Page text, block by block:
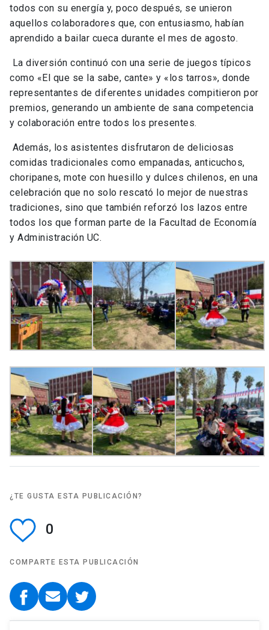
todos con su energía y, poco después, se unieron
aquellos colaboradores que, con entusiasmo, habían
aprendido a bailar cueca durante el mes de agosto.
La diversión continuó con una serie de juegos típicos
como «El que se la sabe, cante» y «los tarros», donde
representantes de diferentes unidades compitieron por
premios, generando un ambiente de sana competencia
y colaboración entre todos los presentes.
Además, los asistentes disfrutaron de deliciosas
comidas tradicionales como empanadas, anticuchos,
choripanes, mote con huesillo y dulces chilenos, en una
celebración que no solo rescató lo mejor de nuestras
tradiciones, sino que también reforzó los lazos entre
todos los que forman parte de la Facultad de Economía
y Administración UC.
¿TE GUSTA ESTA PUBLICACIÓN?
0
COMPARTE ESTA PUBLICACIÓN